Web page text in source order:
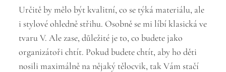
Určitě by mělo být kvalitní, co se týká materiálu, ale
i stylové ohledně střihu. Osobně se mi líbí klasická ve
tvaru V. Ale zase, důležité je to, co budete jako
organizátoři chtít. Pokud budete chtít, aby ho děti
nosili maximálně na nějaký tělocvik, tak Vám stačí